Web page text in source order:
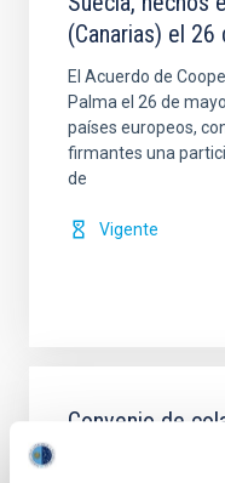
(Canarias) el 26
El Acuerdo de
Palma el 26 de
países europeos,
firmantes una
de
Vigente
Convenio de